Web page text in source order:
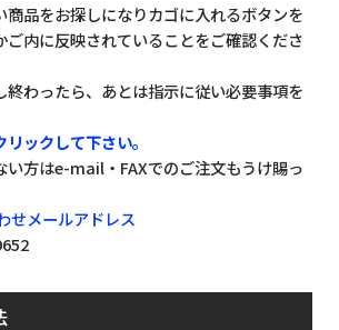
商品をお探しになりカゴに入れるボタンを
ご内に反映されていることをご確認くださ
終わったら、あとは指示に従い必要事項を
ックして下さい。
い方はe-mail・FAXでのご注文もうけ賜っ
せメールアドレス